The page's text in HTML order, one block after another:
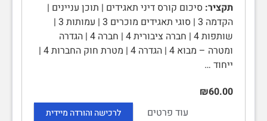
תקציר: סיכום קורס דיני תאגידים | תוכן עניינים |
הקדמה 3 | סוגי תאגידים מוכרים 3 | עמותות 3 |
שותפות 4 | חברה ציבורית 4 | חברה 4 | הגדרה
ומטרה – מבוא 4 | הגדרה 4 | מטרת חוק החברות 4 |
ייחוד …
₪60.00
עוד פרטים
לרכישה והורדה מיידית